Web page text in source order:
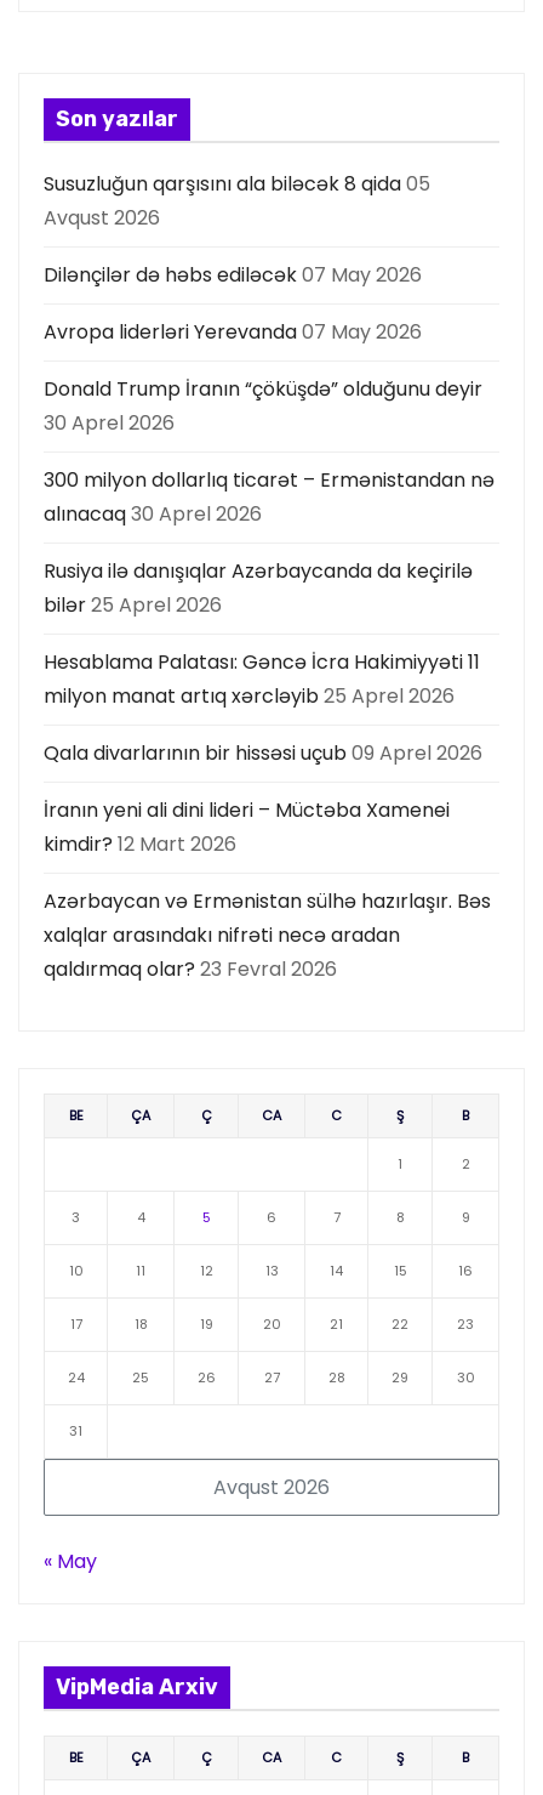
s
ı
Son yazılar
Susuzluğun qarşısını ala biləcək 8 qida05
Avqust 2026
Dilənçilər də həbs ediləcək07 May 2026
Avropa liderləri Yerevanda07 May 2026
Donald Trump İranın “çöküşdə” olduğunu deyir
30 Aprel 2026
300 milyon dollarlıq ticarət – Ermənistandan nə
alınacaq30 Aprel 2026
Rusiya ilə danışıqlar Azərbaycanda da keçirilə
bilər25 Aprel 2026
Hesablama Palatası: Gəncə İcra Hakimiyyəti 11
milyon manat artıq xərcləyib25 Aprel 2026
Qala divarlarının bir hissəsi uçub09 Aprel 2026
İranın yeni ali dini lideri – Müctəba Xamenei
kimdir? 12 Mart 2026
Azərbaycan və Ermənistan sülhə hazırlaşır. Bəs
xalqlar arasındakı nifrəti necə aradan
qaldırmaq olar? 23 Fevral 2026
Avqust 2026
BE ÇA Ç CA C Ş B
1 2
3 4 5 6 7 8 9
10 11 12 13 14 15 16
17 18 19 20 21 22 23
24 25 26 27 28 29 30
31
« May
VipMedia Arxiv
BE ÇA Ç CA C Ş B